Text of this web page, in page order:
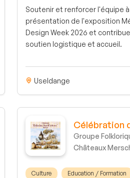
Soutenir et renforcer l'équipe
présentation de l'exposition
Design Week 2026 et
soutien logistique et accueil.
Useldange
Célébration
Groupe
Châteaux
Culture Education / Formation